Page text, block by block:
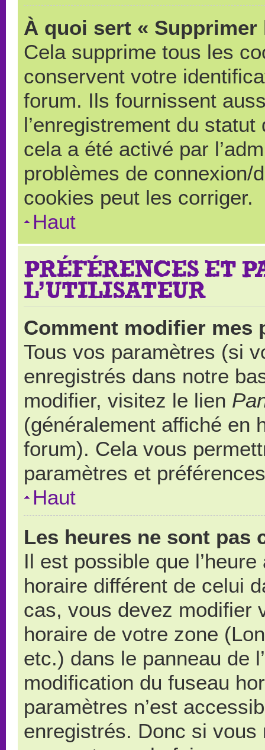
À quoi sert «
Cela supprime tous les
conservent votre
forum. Ils fournissent
l’enregistrement du
cela a été activé par
problèmes de connexion/
cookies peut les corriger.
Haut
PRÉFÉRENCES ET
L’UTILISATEUR
Comment modifier mes
Tous vos paramètres (si
enregistrés dans notre
modifier, visitez le lien
(généralement affiché en
forum). Cela vous
paramètres et
Haut
Les heures ne sont pas
Il est possible que
horaire différent de celui
cas, vous devez modifier
horaire de votre zone
etc.) dans le panneau de
modification du fuseau
paramètres n’est
enregistrés. Donc si vous